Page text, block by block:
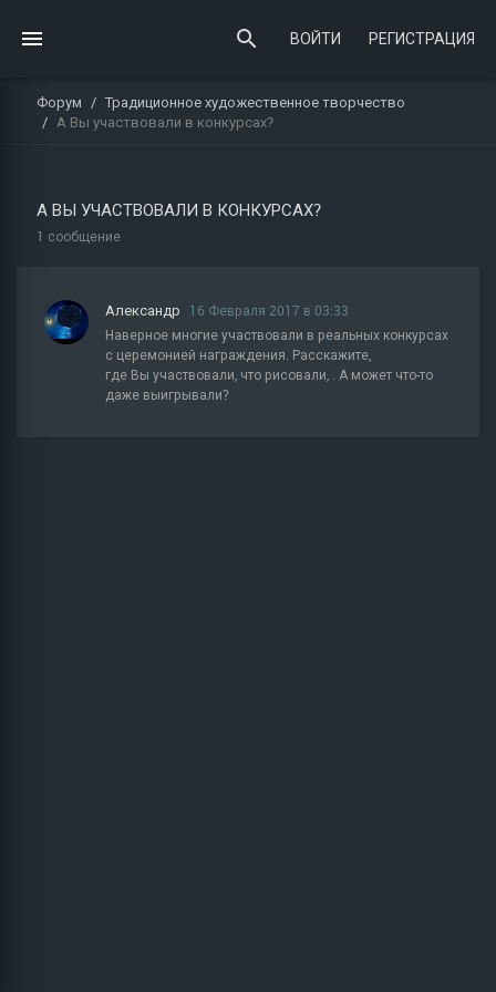
ВОЙТИ РЕГИСТРАЦИЯ
Форум
Традиционное художественное творчество
А Вы участвовали в конкурсах?
А ВЫ УЧАСТВОВАЛИ В КОНКУРСАХ?
1 сообщение
Александр
16 Февраля 2017 в 03:33
Наверное многие участвовали в реальных конкурсах
с церемонией награждения. Расскажите,
где Вы участвовали, что рисовали, . А может что-то
даже выигрывали?